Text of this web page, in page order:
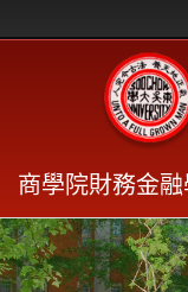
商學院財務金融